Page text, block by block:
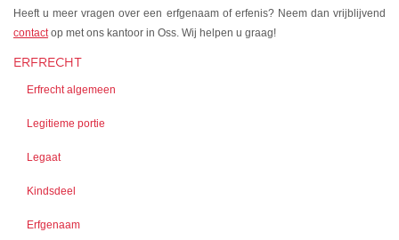
Heeft u meer vragen over een erfgenaam of erfenis? Neem dan vrijblijvend
contactop met ons kantoor in Oss. Wij helpen u graag!
ERFRECHT
Erfrecht algemeen
Legitieme portie
Legaat
Kindsdeel
Erfgenaam